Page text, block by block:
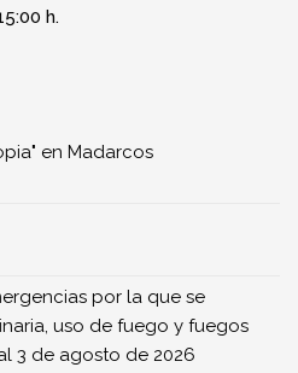
h.
en Madarcos
por la que se
uso de fuego y fuegos
3 de agosto de 2026